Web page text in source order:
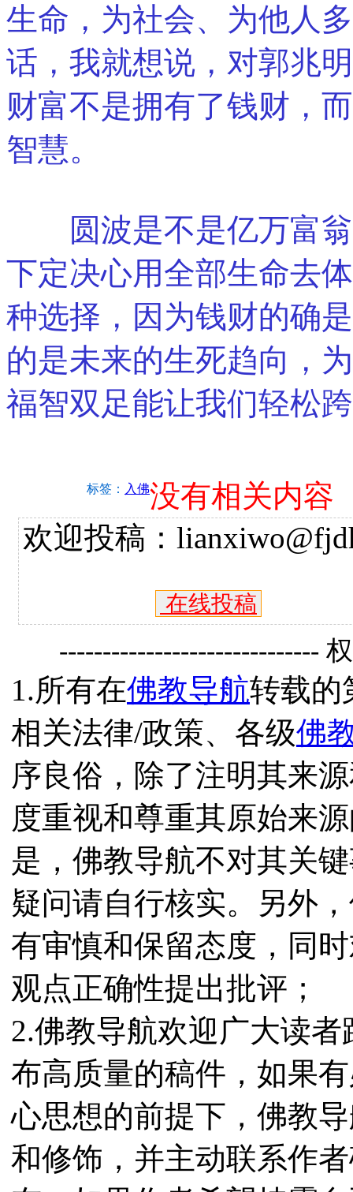
生命，为社会、为他人
话，我就想说，对郭兆
财富不是拥有了钱财，
智慧。
圆波是不是亿万富翁
下定决心用全部生命去
种选择，因为钱财的确
的是未来的生死趋向，
福智双足能让我们轻松
标签： 入佛没有相关内容
欢迎投稿：
在线投稿
------------------------------
1.所有在佛教导航转载的
相关法律/政策、各级佛
序良俗，除了注明其来
度重视和尊重其原始来
是，佛教导航不对其关
疑问请自行核实。另外
有审慎和保留态度，同
观点正确性提出批评；
2.佛教导航欢迎广大读
布高质量的稿件，如果
心思想的前提下，佛教
和修饰，并主动联系作